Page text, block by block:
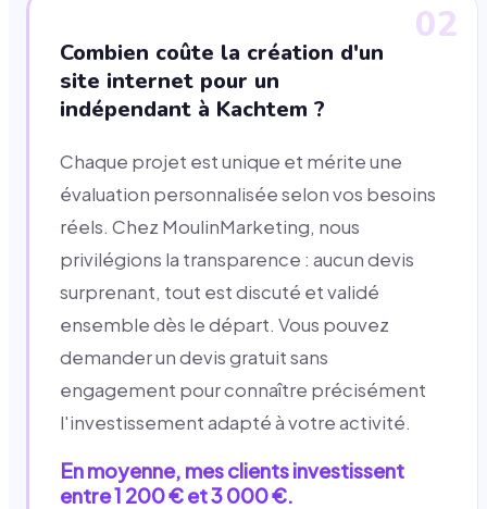
02
Combien coûte la création d'un
site internet pour un
indépendant à Kachtem ?
Chaque projet est unique et mérite une
évaluation personnalisée selon vos besoins
réels. Chez MoulinMarketing, nous
privilégions la transparence : aucun devis
surprenant, tout est discuté et validé
ensemble dès le départ. Vous pouvez
demander un devis gratuit sans
engagement pour connaître précisément
l'investissement adapté à votre activité.
En moyenne, mes clients investissent
entre 1 200 € et 3 000 €.